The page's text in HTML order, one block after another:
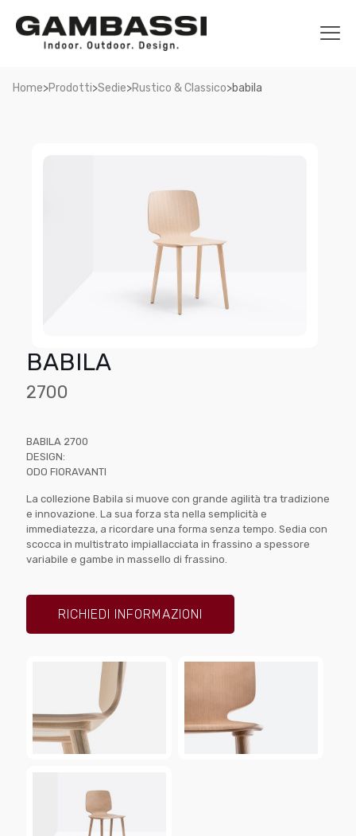
Home>Prodotti>Sedie>Rustico & Classico>babila
BABILA
2700
BABILA 2700
DESIGN:
ODO FIORAVANTI
La collezione Babila si muove con grande agilità tra tradizione
e innovazione. La sua forza sta nella semplicità e
immediatezza, a ricordare una forma senza tempo. Sedia con
scocca in multistrato impiallacciata in frassino a spessore
variabile e gambe in massello di frassino.
RICHIEDI INFORMAZIONI